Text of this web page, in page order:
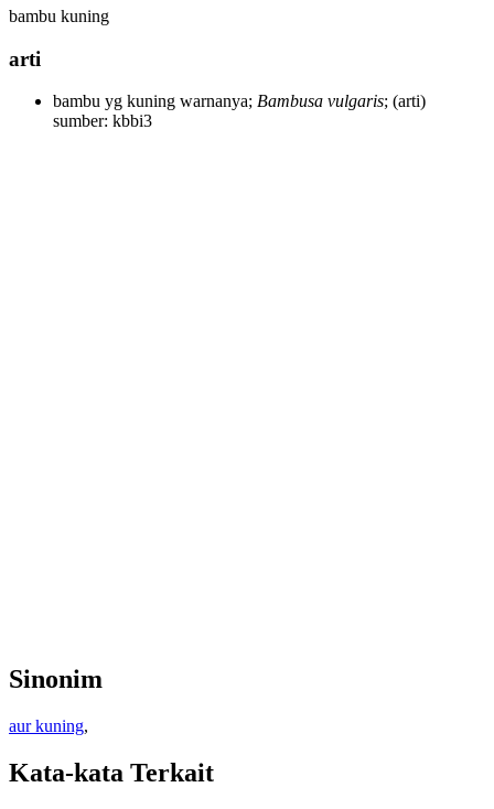
bambu kuning
arti
bambu yg kuning warnanya; Bambusa vulgaris; (arti)
sumber: kbbi3
Sinonim
aur kuning,
Kata-kata Terkait